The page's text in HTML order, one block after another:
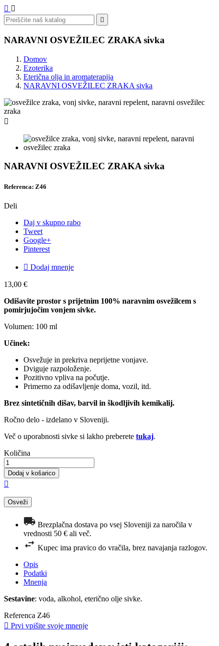
 

NARAVNI OSVEŽILEC ZRAKA sivka
Domov
Ezoterika
Eterična olja in aromaterapija
NARAVNI OSVEŽILEC ZRAKA sivka

NARAVNI OSVEŽILEC ZRAKA sivka
Referenca: Z46
Deli
Daj v skupno rabo
Tweet
Google+
Pinterest
 Dodaj mnenje
13,00 €
Odišavite prostor s prijetnim 100% naravnim osvežilcem s
pomirjujočim vonjem sivke.
Volumen: 100 ml
Učinek:
Osvežuje in prekriva neprijetne vonjave.
Dviguje razpoloženje.
Pozitivno vpliva na počutje.
Primerno za odišavljenje doma, vozil, itd.
Brez sintetičnih dišav, barvil in škodljivih kemikalij.
Ročno delo - izdelano v Sloveniji.
Več o uporabnosti sivke si lakho preberete tukaj.
Količina
Dodaj v košarico

Brezplačna dostava po vsej Sloveniji za naročila v
vrednosti 50 € ali več.
Kupec ima pravico do vračila, brez navajanja razlogov.
Opis
Podatki
Mnenja
Sestavine: voda, alkohol, eterično olje sivke.
Referenca Z46
 Prvi vpišite svoje mnenje